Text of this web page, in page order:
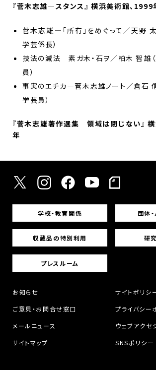
『菅木志雄—スタンス』 横浜美術館、1999
菅木志雄—「所有」をめぐって／天野 太郎（横浜美術館
学芸係長）
技法の減法 素ガ木・石ヲ／柏木 智雄（横浜美術館学芸
員）
事実のエチカ—菅木志雄ノート／倉石 信乃（横浜美術館
学芸員）
『菅木志雄著作選集 領域は閉じない』
年
学校・教育関係 団体
収蔵品の特別利用 研
プレスルーム
お知らせ
ご意見・お問合せ窓口
メールニュース
サイトマップ
サイトポリシ
プライバシー
ウェブアクセ
SNSポリシー